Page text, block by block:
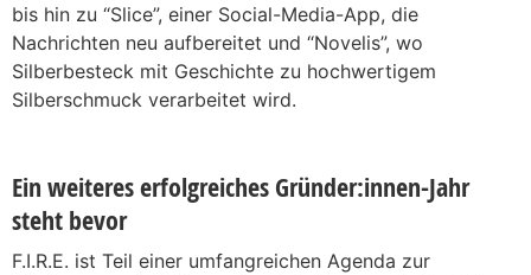
bis hin zu “Slice”, einer Social-Media-App, die
Nachrichten neu aufbereitet und “Novelis”, wo
Silberbesteck mit Geschichte zu hochwertigem
Silberschmuck verarbeitet wird.
Ein weiteres erfolgreiches Gründer:innen-Jahr
steht bevor
F.I.R.E. ist Teil einer umfangreichen Agenda zur